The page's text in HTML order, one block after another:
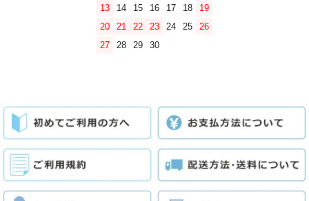
13
14 15 16 17 18
19
20
21 22 23 24 25
26
27
28 29 30